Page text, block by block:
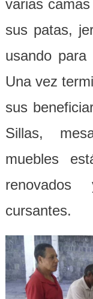
varias
sus patas,
usando para
Una vez
sus
Sillas,
muebles
cursantes.